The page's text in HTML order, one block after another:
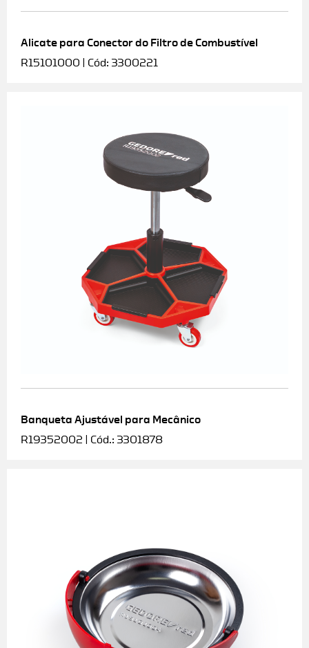
Alicate para Conector do Filtro de Combustível
R15101000 | Cód: 3300221
Banqueta Ajustável para Mecânico
R19352002 | Cód.: 3301878